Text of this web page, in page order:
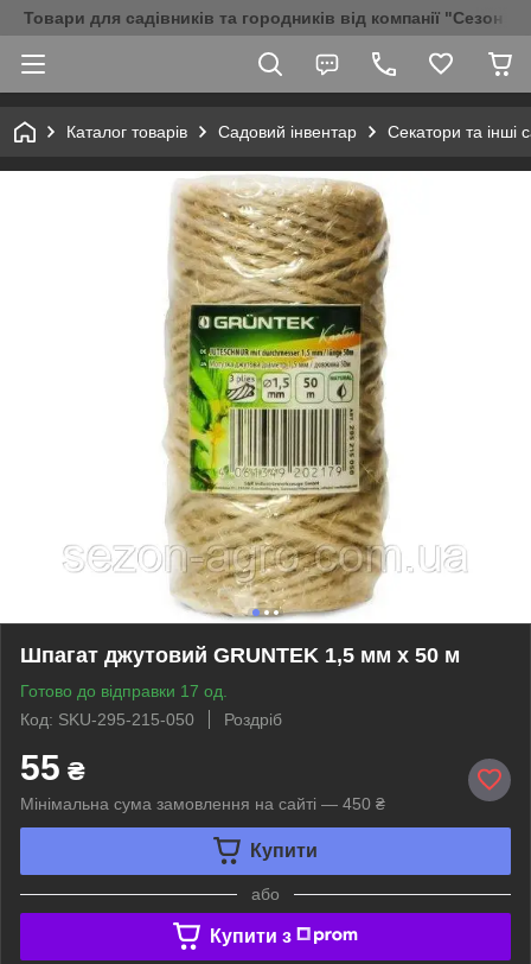
Товари для садівників та городників від компанії "Сезон
Каталог товарів Садовий інвентар Секатори та інші
Шпагат джутовий GRUNTEK 1,5 мм х 50 м
Готово до відправки 17 од.
Код: SKU-295-215-050
Роздріб
55 ₴
Мінімальна сума замовлення на сайті — 450 ₴
Купити
або
Купити з